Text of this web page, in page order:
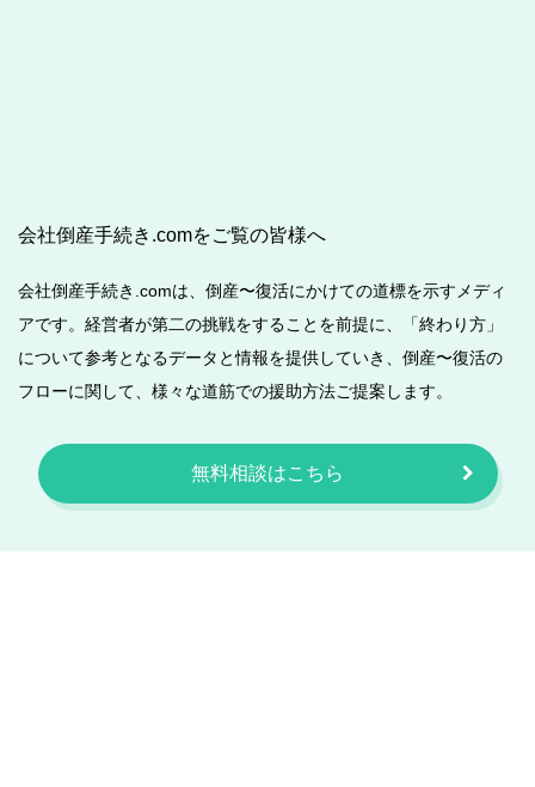
会社倒産手続き.comをご覧の皆様へ
会社倒産手続き.comは、倒産〜復活にかけての道標を示すメディ
アです。経営者が第二の挑戦をすることを前提に、「終わり方」
について参考となるデータと情報を提供していき、倒産〜復活の
フローに関して、様々な道筋での援助方法ご提案します。
無料相談はこちら